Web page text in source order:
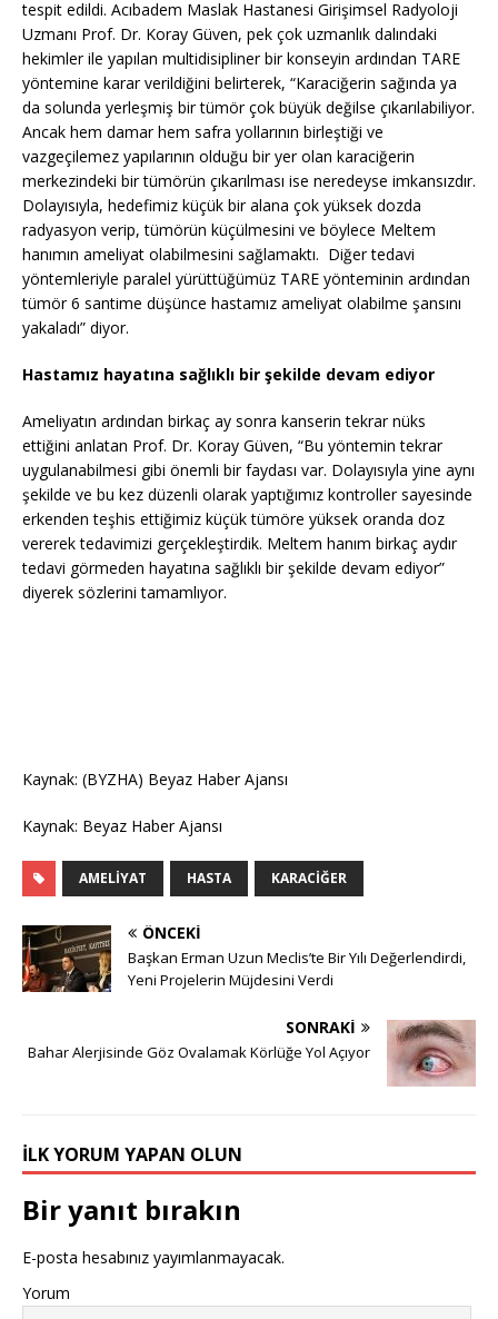
tespit edildi. Acıbadem Maslak Hastanesi Girişimsel Radyoloji
Uzmanı Prof. Dr. Koray Güven, pek çok uzmanlık dalındaki
hekimler ile yapılan multidisipliner bir konseyin ardından TARE
yöntemine karar verildiğini belirterek, “Karaciğerin sağında ya
da solunda yerleşmiş bir tümör çok büyük değilse çıkarılabiliyor.
Ancak hem damar hem safra yollarının birleştiği ve
vazgeçilemez yapılarının olduğu bir yer olan karaciğerin
merkezindeki bir tümörün çıkarılması ise neredeyse imkansızdır.
Dolayısıyla, hedefimiz küçük bir alana çok yüksek dozda
radyasyon verip, tümörün küçülmesini ve böylece Meltem
hanımın ameliyat olabilmesini sağlamaktı. Diğer tedavi
yöntemleriyle paralel yürüttüğümüz TARE yönteminin ardından
tümör 6 santime düşünce hastamız ameliyat olabilme şansını
yakaladı” diyor.
Hastamız hayatına sağlıklı bir şekilde devam ediyor
Ameliyatın ardından birkaç ay sonra kanserin tekrar nüks
ettiğini anlatan Prof. Dr. Koray Güven, “Bu yöntemin tekrar
uygulanabilmesi gibi önemli bir faydası var. Dolayısıyla yine aynı
şekilde ve bu kez düzenli olarak yaptığımız kontroller sayesinde
erkenden teşhis ettiğimiz küçük tümöre yüksek oranda doz
vererek tedavimizi gerçekleştirdik. Meltem hanım birkaç aydır
tedavi görmeden hayatına sağlıklı bir şekilde devam ediyor”
diyerek sözlerini tamamlıyor.
Kaynak: (BYZHA) Beyaz Haber Ajansı
Kaynak: Beyaz Haber Ajansı
AMELIYAT HASTA KARACIĞER
ÖNCEKI
Başkan Erman Uzun Meclis’te Bir Yılı Değerlendirdi,
Yeni Projelerin Müjdesini Verdi
SONRAKI
Bahar Alerjisinde Göz Ovalamak Körlüğe Yol Açıyor
İLK YORUM YAPAN OLUN
Bir yanıt bırakın
E-posta hesabınız yayımlanmayacak.
Yorum